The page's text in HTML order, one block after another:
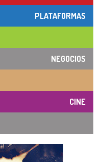
PLATAFORMAS
NEGOCIOS
CINE